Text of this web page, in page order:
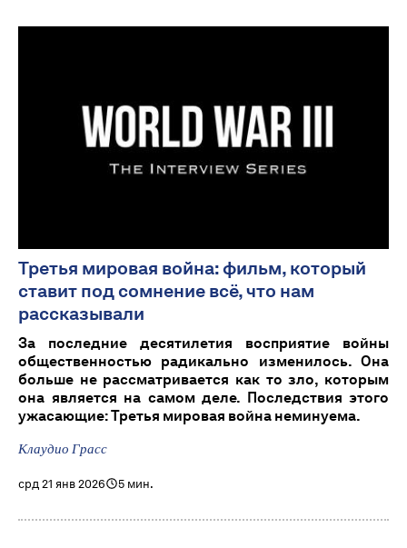
Третья мировая война: фильм, который
ставит под сомнение всё, что нам
рассказывали
За последние десятилетия восприятие войны
общественностью радикально изменилось. Она
больше не рассматривается как то зло, которым
она является на самом деле. Последствия этого
ужасающие: Третья мировая война неминуема.
Клаудио Грасс
срд 21 янв 2026 5 мин.